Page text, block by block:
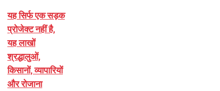
यह सिर्फ एक सड़क
प्रोजेक्ट नहीं है,
यह लाखों
श्रद्धालुओं,
किसानों, व्यापारियों
और रोजाना